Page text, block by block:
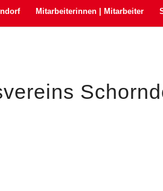
Mitarbeiterinnen | Mitarbeiter